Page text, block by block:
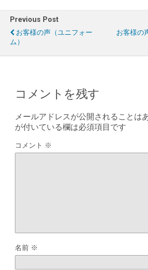
Previous Post
お客様の声（ユニフォー
ム）
お客様の
コメントを残す
メールアドレスが公開されることは
が付いている欄は必須項目です
コメント ※
名前 ※